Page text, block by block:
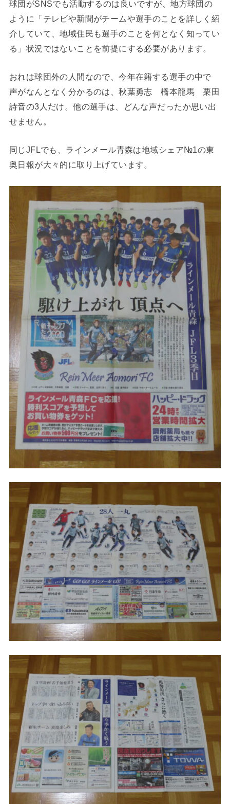
球団がSNSでも活動するのは良いですが、地方球団の
ように「テレビや新聞がチームや選手のことを詳しく紹
介していて、地域住民も選手のことを何となく知ってい
る」状況ではないことを前提にする必要があります。
おれは球団外の人間なので、今年在籍する選手の中で
声がなんとなく分かるのは、秋葉勇志 橋本龍馬 栗田
詩音の3人だけ。他の選手は、どんな声だったか思い出
せません。
同じJFLでも、ラインメール青森は地域シェア№1の東
奥日報が大々的に取り上げています。